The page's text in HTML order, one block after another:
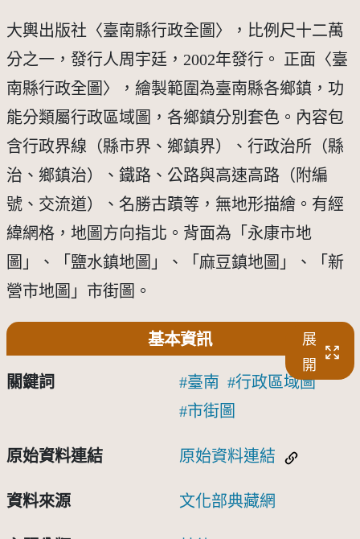
大輿出版社〈臺南縣行政全圖〉，比例尺十二萬
分之一，發行人周宇廷，2002年發行。 正面〈臺
南縣行政全圖〉，繪製範圍為臺南縣各鄉鎮，功
能分類屬行政區域圖，各鄉鎮分別套色。內容包
含行政界線（縣市界、鄉鎮界）、行政治所（縣
治、鄉鎮治）、鐵路、公路與高速高路（附編
號、交流道）、名勝古蹟等，無地形描繪。有經
緯網格，地圖方向指北。背面為「永康市地
圖」、「鹽水鎮地圖」、「麻豆鎮地圖」、「新
營市地圖」市街圖。
基本資訊
展
開
關鍵詞 臺南
行政區域圖
市街圖
原始資料連結 原始資料連結
資料來源 文化部典藏網